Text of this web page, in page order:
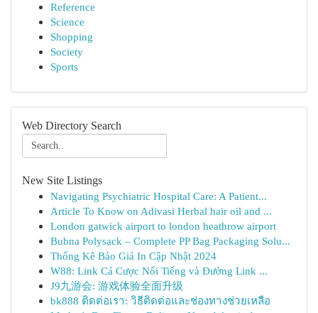
Reference
Science
Shopping
Society
Sports
Web Directory Search
New Site Listings
Navigating Psychiatric Hospital Care: A Patient...
Article To Know on Adivasi Herbal hair oil and ...
London gatwick airport to london heathrow airport
Bubna Polysack – Complete PP Bag Packaging Solu...
Thống Kê Báo Giá In Cập Nhật 2024
W88: Link Cá Cược Nổi Tiếng và Đường Link ...
J9九游会: 游戏体验全面升级
bk888 ติดต่อเรา: วิธีติดต่อและช่องทางช่วยเหลือ